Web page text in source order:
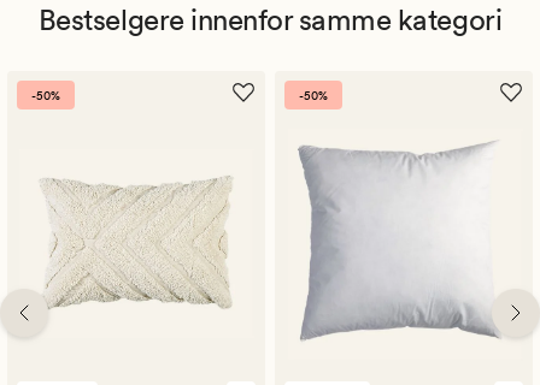
Bestselgere innenfor samme kategori
-50% -50%